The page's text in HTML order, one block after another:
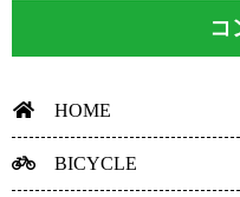
コ
HOME
BICYCLE